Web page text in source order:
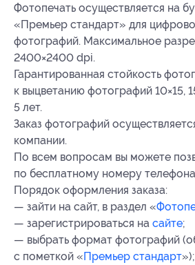
Фотопечать осуществляется на
«Премьер стандарт» для
фотографий. Максимальное
2400×2400 dpi.
Гарантированная стойкость
к выцветанию фотографий 10×15,
5 лет.
Заказ фотографий
компании.
По всем вопросам вы можете
по бесплатному номеру
Порядок оформления заказа:
— зайти на сайт, в раздел «
— зарегистрироваться на сайте;
— выбрать формат фотографий
с пометкой «Премьер стандарт»);